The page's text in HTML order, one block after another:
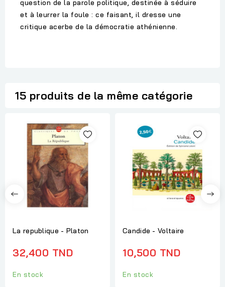
question de la parole politique, destinée à séduire
et à leurrer la foule : ce faisant, il dresse une
critique acerbe de la démocratie athénienne.
15 produits de la même catégorie
La republique - Platon
32,400 TND
En stock
Candide - Voltaire
10,500 TND
En stock